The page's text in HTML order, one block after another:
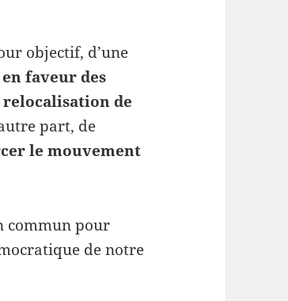
objectif, d’une
faveur des
de
part, de
le mouvement
commun pour
de notre